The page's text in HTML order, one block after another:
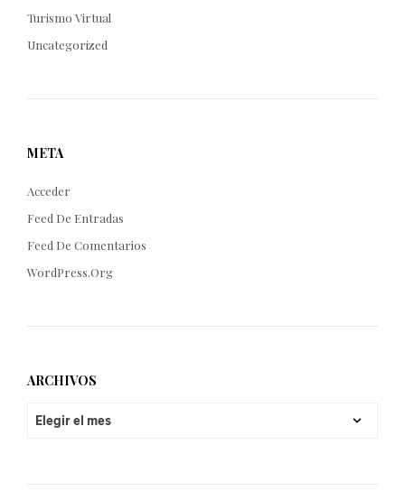
Turismo Virtual
Uncategorized
META
Acceder
Feed De Entradas
Feed De Comentarios
WordPress.org
ARCHIVOS
ARCHIVOS